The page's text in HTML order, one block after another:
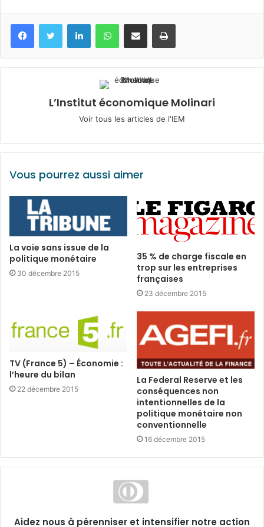
FacebookTwitter LinkedinWhatsApp
Partagez par mail Imprimez
L’Institut économique Molinari
Voir tous les articles de l'IEM
Vous pourrez aussi aimer
La voie sans issue de la
politique monétaire
30 décembre 2015
35 % de charge fiscale en
trop sur les entreprises
françaises
23 décembre 2015
TV (France 5) – Économie :
l’heure du bilan
22 décembre 2015
La Federal Reserve et les
conséquences non
intentionnelles de la
politique monétaire non
conventionnelle
16 décembre 2015
Aidez nous à pérenniser et intensifier notre action